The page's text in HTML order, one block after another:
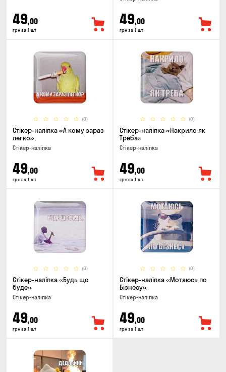
49,00
грн за 1 шт
49,00
грн за 1 шт
(0)
Стікер-наліпка «А кому зараз
легко»
Стікер-наліпка
49,00
грн за 1 шт
(0)
Стікер-наліпка «Накрило як
Треба»
Стікер-наліпка
49,00
грн за 1 шт
(0)
Стікер-наліпка «Будь що
буде»
Стікер-наліпка
49,00
грн за 1 шт
(0)
Стікер-наліпка «Мотаюсь по
Бізнесу»
Стікер-наліпка
49,00
грн за 1 шт